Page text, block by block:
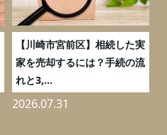
【川崎市宮前区】相続した実
家を売却するには？手続の流
れと3,...
2026.07.31